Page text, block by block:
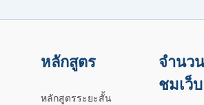
หลักสูตร
หลักสูตรระยะสั้น
จำนว
ชมเว็บ